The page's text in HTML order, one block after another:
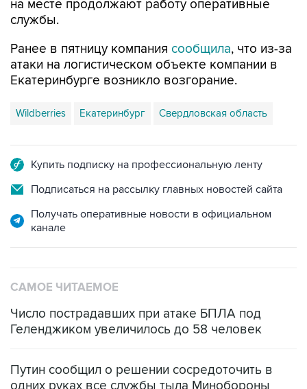
Ранее в пятницу компания
Екатеринбурге возникло возгорание.
Wildberries Екатеринбург Свердловская область
Подписаться на рассылку главных новостей сайта
Получать оперативные новости в официальном
Число пострадавших при атаке БПЛА под
Путин сообщил о решении сосредоточить в